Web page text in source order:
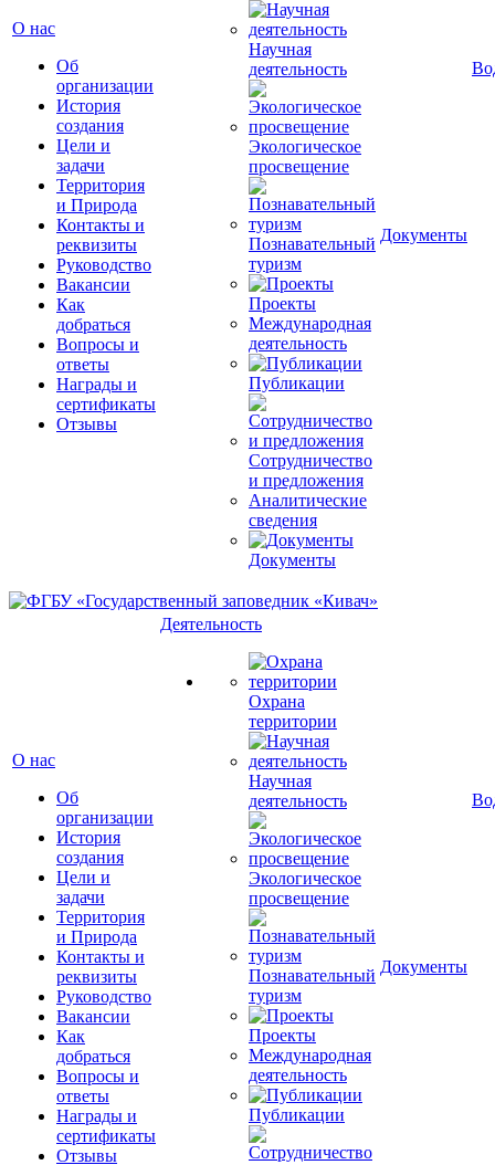
О нас
Об
организации
История
создания
Цели и
задачи
Территория
и Природа
Контакты и
реквизиты
Руководство
Вакансии
Как
добраться
Вопросы и
ответы
Награды и
сертификаты
Отзывы
Научная
деятельность
Экологическое
просвещение
Познавательный
туризм
Проекты
Международная
деятельность
Публикации
Сотрудничество
и предложения
Аналитические
сведения
Документы
Документы
О нас
Об
организации
История
создания
Цели и
задачи
Территория
и Природа
Контакты и
реквизиты
Руководство
Вакансии
Как
добраться
Вопросы и
ответы
Награды и
сертификаты
Отзывы
Деятельность
Охрана
территории
Научная
деятельность
Экологическое
просвещение
Познавательный
туризм
Проекты
Международная
деятельность
Публикации
Документы